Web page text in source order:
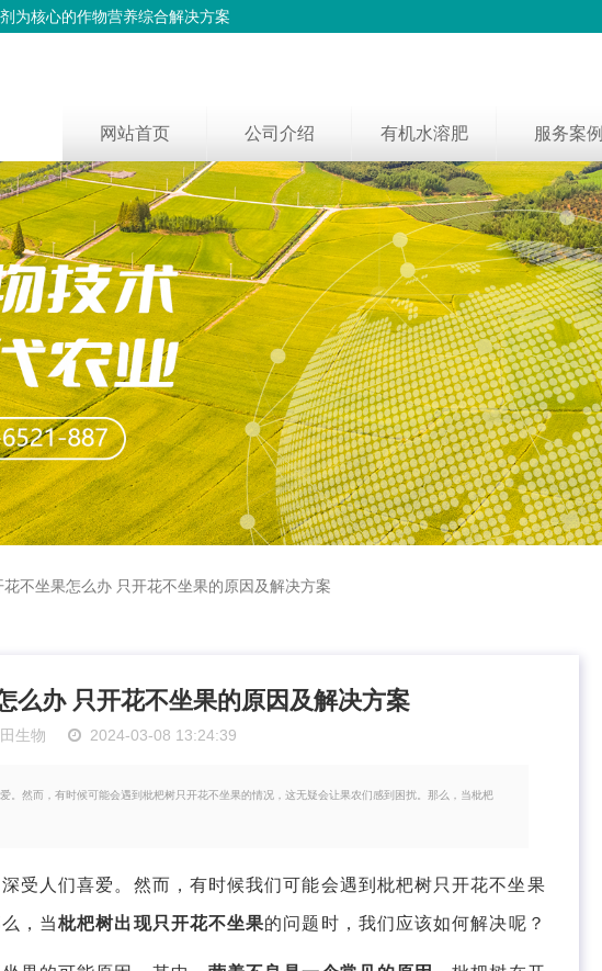
为核心的作物营养综合解决方案
网站首页 公司介绍 有机水溶肥 服务案例
花不坐果怎么办 只开花不坐果的原因及解决方案
么办 只开花不坐果的原因及解决方案
生物 2024-03-08 13:24:39
。然而，有时候可能会遇到枇杷树只开花不坐果的情况，这无疑会让果农们感到困扰。那么，当枇杷
人们喜爱。然而，有时候我们可能会遇到枇杷树只开花不坐果
，当枇杷树出现只开花不坐果的问题时，我们应该如何解决呢？